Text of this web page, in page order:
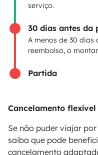
serviço.
30 dias antes da
A menos de 30 dias
reembolso, o
Partida
Cancelamento
Se não puder viajar
saiba que pode
cancelamento
Assistências de aluguer
Ajuda proprietário
Pagamento em